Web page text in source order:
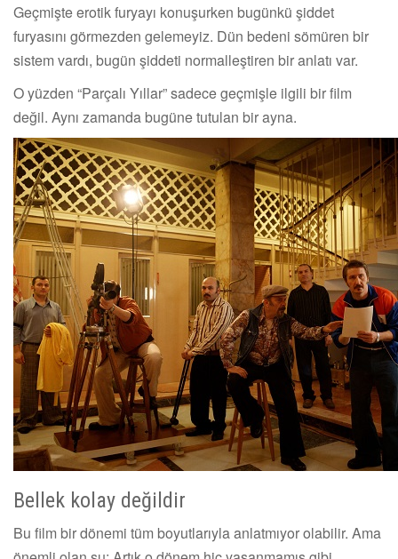
Geçmişte erotik furyayı konuşurken bugünkü şiddet
furyasını görmezden gelemeyiz. Dün bedeni sömüren bir
sistem vardı, bugün şiddeti normalleştiren bir anlatı var.
O yüzden “Parçalı Yıllar” sadece geçmişle ilgili bir film
değil. Aynı zamanda bugüne tutulan bir ayna.
Bellek kolay değildir
Bu film bir dönemi tüm boyutlarıyla anlatmıyor olabilir. Ama